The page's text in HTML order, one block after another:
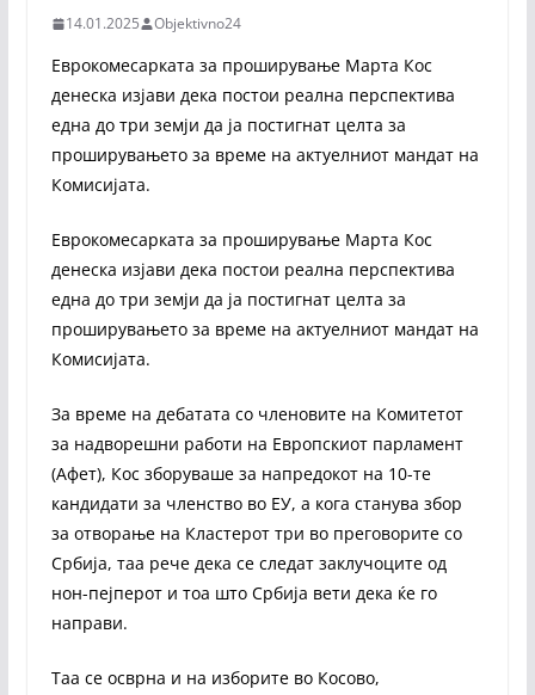
14.01.2025 Objektivno24
Еврокомесарката за проширување Марта Кос
денеска изјави дека постои реална перспектива
една до три земји да ја постигнат целта за
проширувањето за време на актуелниот мандат на
Комисијата.
Еврокомесарката за проширување Марта Кос
денеска изјави дека постои реална перспектива
една до три земји да ја постигнат целта за
проширувањето за време на актуелниот мандат на
Комисијата.
За време на дебатата со членовите на Комитетот
за надворешни работи на Европскиот парламент
(Афет), Кос зборуваше за напредокот на 10-те
кандидати за членство во ЕУ, а кога станува збор
за отворање на Кластерот три во преговорите со
Србија, таа рече дека се следат заклучоците од
нон-пејперот и тоа што Србија вети дека ќе го
направи.
Таа се осврна и на изборите во Косово,